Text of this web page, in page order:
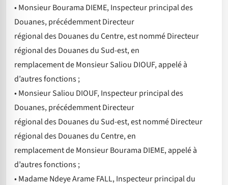
• Monsieur Bourama DIEME, Inspecteur principal des
Douanes, précédemment Directeur
régional des Douanes du Centre, est nommé Directeur
régional des Douanes du Sud-est, en
remplacement de Monsieur Saliou DIOUF, appelé à
d’autres fonctions ;
• Monsieur Saliou DIOUF, Inspecteur principal des
Douanes, précédemment Directeur
régional des Douanes du Sud-est, est nommé Directeur
régional des Douanes du Centre, en
remplacement de Monsieur Bourama DIEME, appelé à
d’autres fonctions ;
• Madame Ndeye Arame FALL, Inspecteur principal du